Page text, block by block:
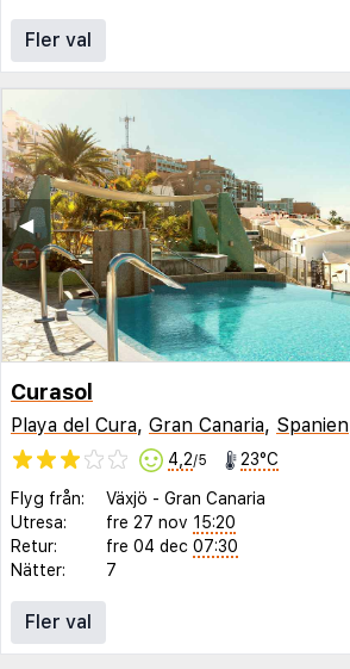
Fler val
◀︎
Curasol
Playa del Cura, Gran Canaria, Spanien
4,2/5 23°C
Flyg från: Växjö - Gran Canaria
Utresa:
fre 27 nov 15:20
Retur:
fre 04 dec 07:30
Nätter:
7
Fler val